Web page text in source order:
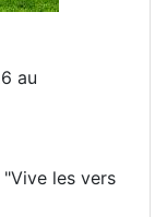
au
"Vive les vers